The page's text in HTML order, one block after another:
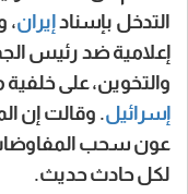
التدخل بإسنادإيران،
إعلامية ضد رئيس
والتخوين، على
إسرائيل. وقالت إن
عون سحب المفاوضات
لكل حادث حديث.